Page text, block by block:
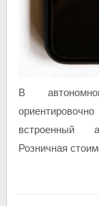
В
встроенный
Розничная